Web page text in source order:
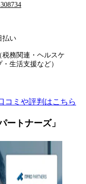
払い
税務関連・ヘルスケ
生活支援など）
コミや評判はこちら
ートナーズ」